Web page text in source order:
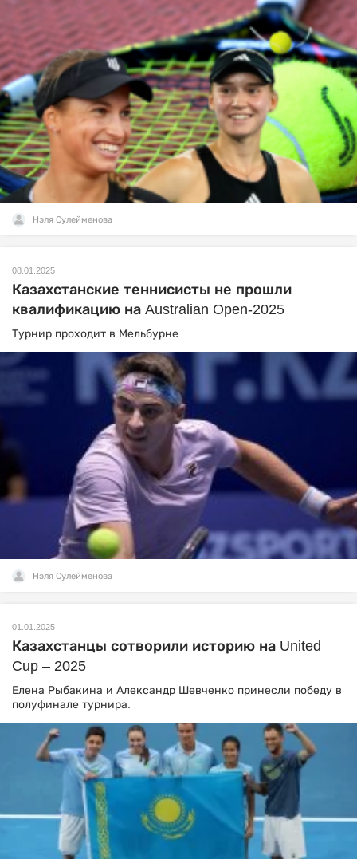
Нэля Сулейменова
08.01.2025
Казахстанские теннисисты не прошли
квалификацию на Australian Open-2025
Турнир проходит в Мельбурне.
Нэля Сулейменова
01.01.2025
Казахстанцы сотворили историю на United
Cup – 2025
Елена Рыбакина и Александр Шевченко принесли победу в
полуфинале турнира.